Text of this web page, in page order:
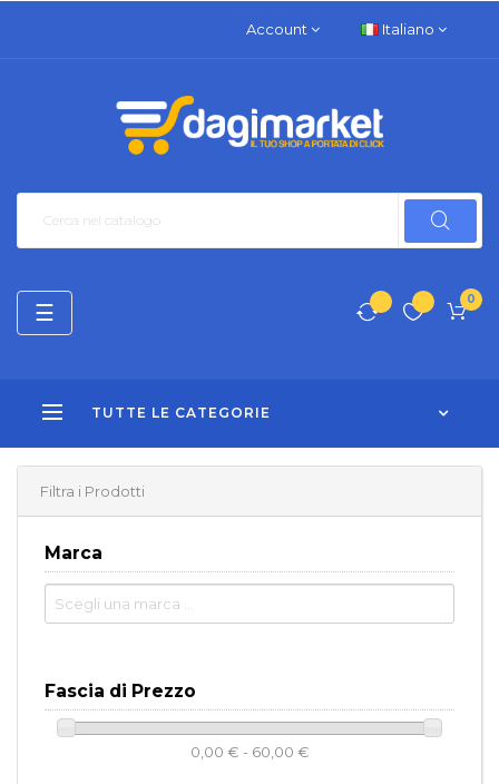
Account Italiano
0
TUTTE LE CATEGORIE
navigazione
Toggle
☰
Filtra i Prodotti
Marca
Fascia di Prezzo
0,00 € - 60,00 €